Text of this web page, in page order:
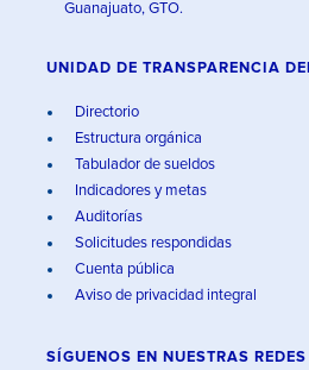
Guanajuato, GTO.
UNIDAD DE TRANSPARENCIA
Directorio
Estructura orgánica
Tabulador de sueldos
Indicadores y metas
Auditorías
Solicitudes respondidas
Cuenta pública
Aviso de privacidad integral
SÍGUENOS EN NUESTRAS REDES